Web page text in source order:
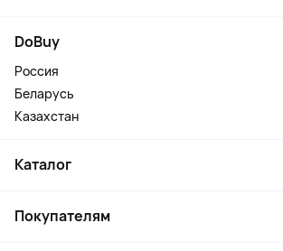
DoBuy
Россия
Беларусь
Казахстан
Каталог
Ноутбуки, мониторы, VR
Покупателям